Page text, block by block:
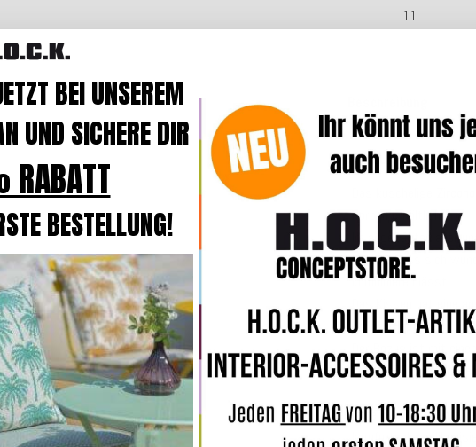
11
Farben erhältlich.
Im angesagten aber
Kissen, dass sich
kombinieren lässt.
wollige Haptik.
Der Bezug ist mit
und bei30°C
In der Basic Variante
komfortablen
BEI UNSEREM
UND SICHERE DIR
BESTELLUNG!